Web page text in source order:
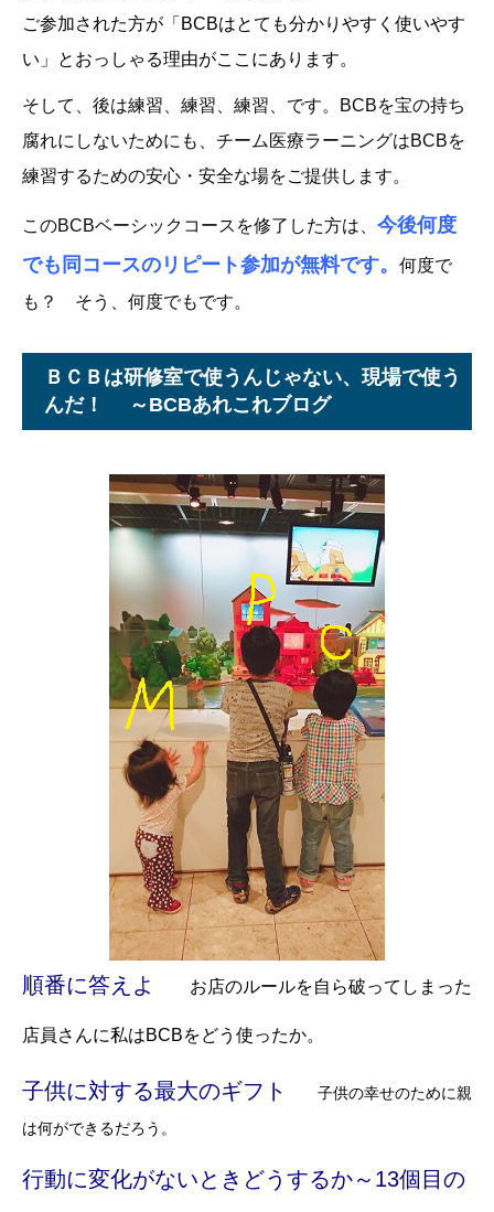
ご参加された方が「BCBはとても分かりやすく使いやす
い」とおっしゃる理由がここにあります。
そして、後は練習、練習、練習、です。BCBを宝の持ち
腐れにしないためにも、チーム医療ラーニングはBCBを
練習するための安心・安全な場をご提供します。
このBCBベーシックコースを修了した方は、 今後何度
でも同コースのリピート参加が無料です。 何度で
も？ そう、何度でもです。
ＢＣＢは研修室で使うんじゃない、現場で使う
んだ！ ～BCBあれこれブログ
順番に答えよ お店のルールを自ら破ってしまった
店員さんに私はBCBをどう使ったか。
子供に対する最大のギフト
子供の幸せのために親
は何ができるだろう。
行動に変化がないときどうするか～13個目の